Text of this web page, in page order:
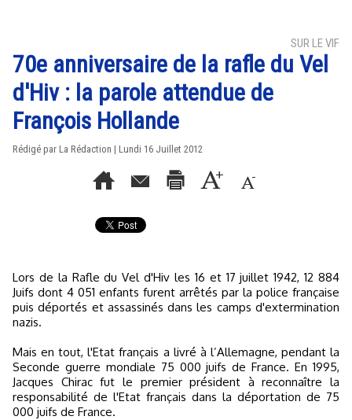
SUR LE VIF
70e anniversaire de la rafle du Vel
d'Hiv : la parole attendue de
François Hollande
Rédigé par La Rédaction | Lundi 16 Juillet 2012
Lors de la Rafle du Vel d'Hiv les 16 et 17 juillet 1942, 12 884
Juifs dont 4 051 enfants furent arrêtés par la police française
puis déportés et assassinés dans les camps d'extermination
nazis.
Mais en tout, l'Etat français a livré à l’Allemagne, pendant la
Seconde guerre mondiale 75 000 juifs de France. En 1995,
Jacques Chirac fut le premier président à reconnaître la
responsabilité de l'Etat français dans la déportation de 75
000 juifs de France.